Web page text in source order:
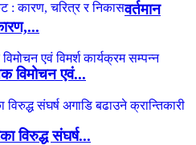
वर्तमान
विमोचन एवं...
विरुद्ध संघर्ष...